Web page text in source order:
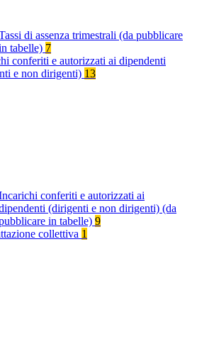
di assenza trimestrali (da pubblicare
tabelle) 7
conferiti e autorizzati ai dipendenti
e non dirigenti) 13
conferiti e autorizzati ai
(dirigenti e non dirigenti) (da
in tabelle) 9
collettiva 1